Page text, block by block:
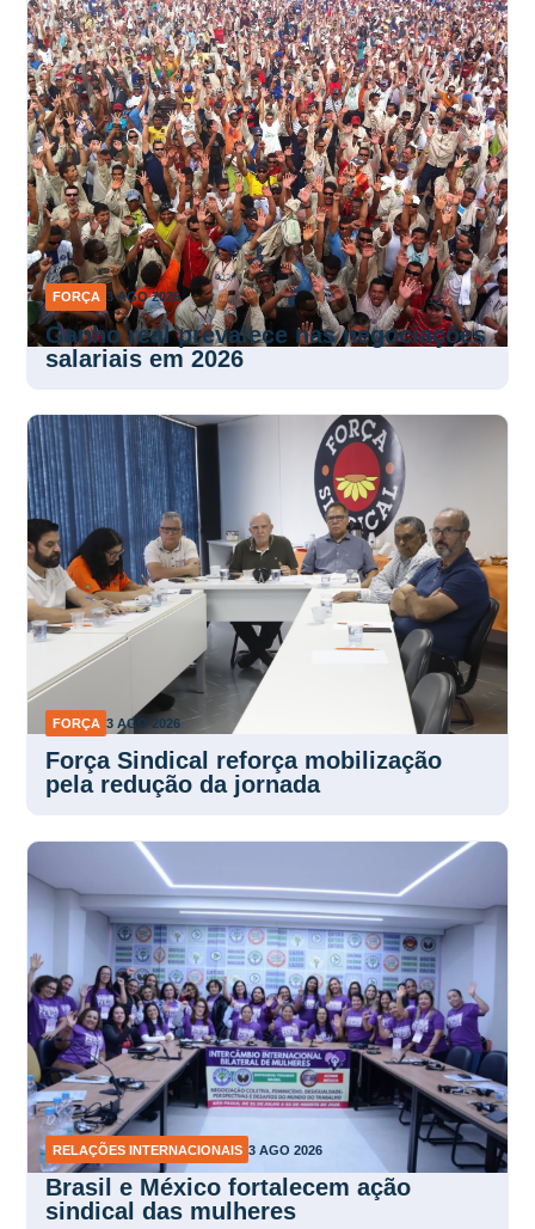
FORÇA 3 AGO 2026
Ganho real prevalece nas negociações
salariais em 2026
FORÇA 3 AGO 2026
Força Sindical reforça mobilização
pela redução da jornada
RELAÇÕES INTERNACIONAIS 3 AGO 2026
Brasil e México fortalecem ação
sindical das mulheres